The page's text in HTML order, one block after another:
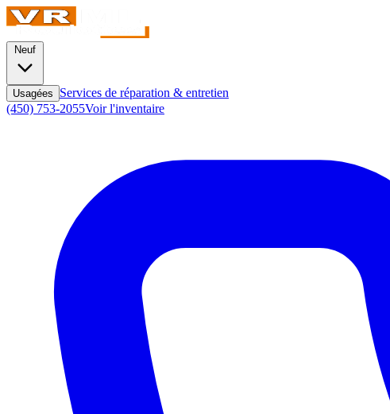
Neuf
Usagées
Services de réparation & entretien
(450) 753-2055Voir l'inventaire